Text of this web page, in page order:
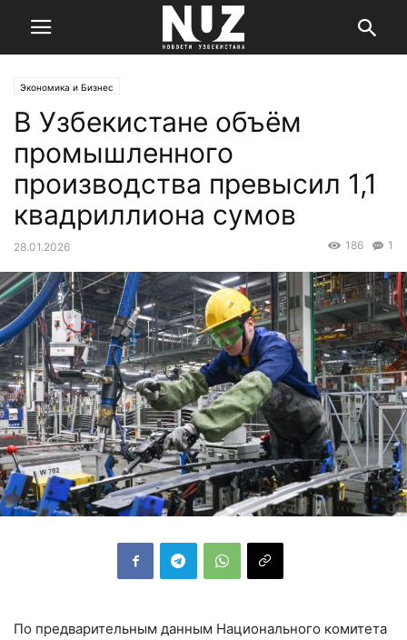
Экономика и Бизнес
В Узбекистане объём
промышленного
производства превысил 1,1
квадриллиона сумов
28.01.2026 1
186
По предварительным данным Национального комитета